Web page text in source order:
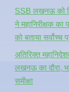
SSB लखनऊ को
ने महानिरीक्षक
को बताया सर्वोच्च
अतिरिक्त
लखनऊ का दौरा,
समीक्षा